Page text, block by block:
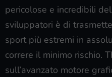
pericolose e incredibili
sviluppatori è di
sport più estremi in
correre il minimo rischio.
sull’avanzato motore